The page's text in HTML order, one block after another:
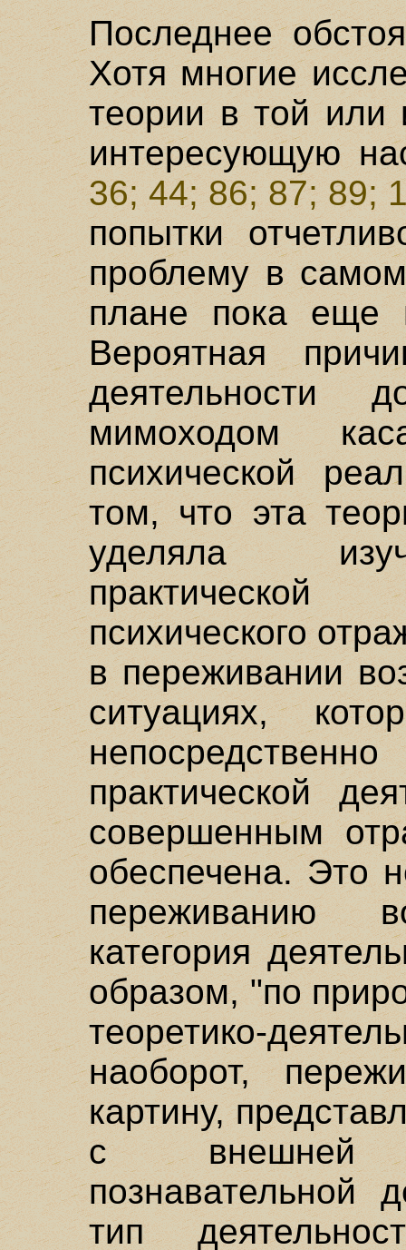
Последнее
Хотя многие
теории в той или
интересующую
36; 44; 86; 87; 89;
попытки
проблему в
плане пока еще
Вероятная
мимоходом
психической
том, что эта
уделяла
психического
в переживании
ситуациях,
практической
совершенным
обеспечена. Это
переживанию
категория
образом, "по
теоретико-
наоборот,
картину,
с внешней
познавательной
тип